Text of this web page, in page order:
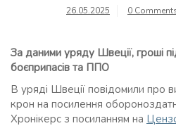
26.05.2025 0
За даними уряду Швеції, гроші
боєприпасів та ППО
В уряді Швеції повідомили про
крон на посилення
Хронікерс з посиланням на